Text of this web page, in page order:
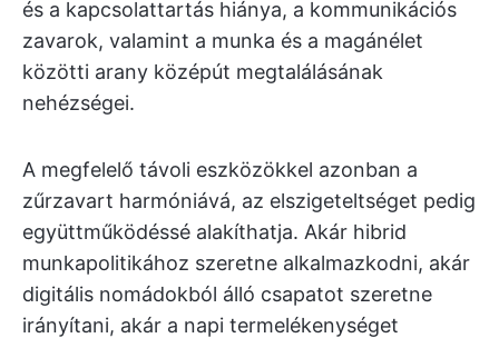
és a kapcsolattartás hiánya, a kommunikációs
zavarok, valamint a munka és a magánélet
közötti arany középút megtalálásának
nehézségei.
A megfelelő távoli eszközökkel azonban a
zűrzavart harmóniává, az elszigeteltséget pedig
együttműködéssé alakíthatja. Akár hibrid
munkapolitikához szeretne alkalmazkodni, akár
digitális nomádokból álló csapatot szeretne
irányítani, akár a napi termelékenységet